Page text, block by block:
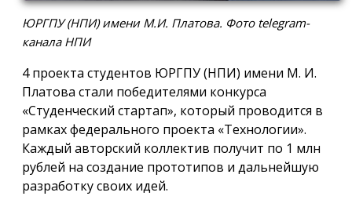
ЮРГПУ (НПИ) имени М.И. Платова. Фото telegram-
канала НПИ
4 проекта студентов ЮРГПУ (НПИ) имени М. И.
Платова стали победителями конкурса
«Студенческий стартап», который проводится в
рамках федерального проекта «Технологии».
Каждый авторский коллектив получит по 1 млн
рублей на создание прототипов и дальнейшую
разработку своих идей.